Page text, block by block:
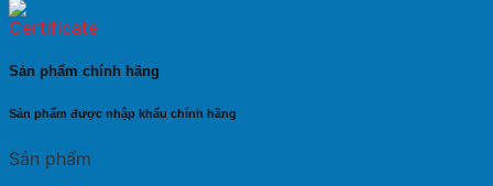
Sản phẩm chính hãng
Sản phẩm được nhập khẩu chính hãng
Sản phẩm